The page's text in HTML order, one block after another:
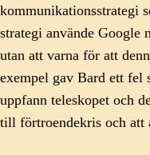
kommunikationsstrategi
strategi använde Google
utan att varna för att
exempel gav Bard ett fel
uppfann teleskopet och
till förtroendekris och att